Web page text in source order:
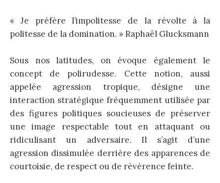
« Je préfère l’impolitesse de la révolte à la
politesse de la domination. » Raphaël Glucksmann
Sous nos latitudes, on évoque également le
concept de polirudesse. Cette notion, aussi
appelée agression tropique, désigne une
interaction stratégique fréquemment utilisée par
des figures politiques soucieuses de préserver
une image respectable tout en attaquant ou
ridiculisant un adversaire. Il s’agit d’une
agression dissimulée derrière des apparences de
courtoisie, de respect ou de révérence feinte.